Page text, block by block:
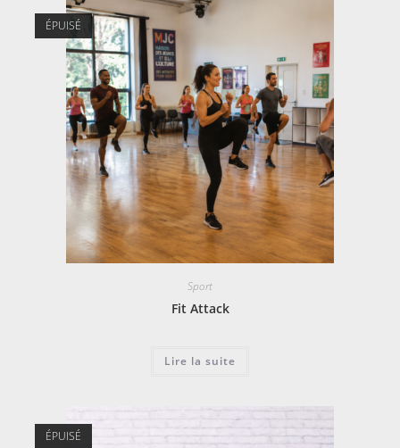
ÉPUISÉ
Sport
Fit Attack
Lire la suite
ÉPUISÉ